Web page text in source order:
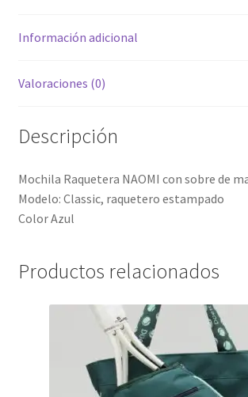
Información adicional
Valoraciones (0)
Descripción
Mochila Raquetera NAOMI con sobre de
Modelo: Classic, raquetero estampado
Color Azul
Productos relacionados